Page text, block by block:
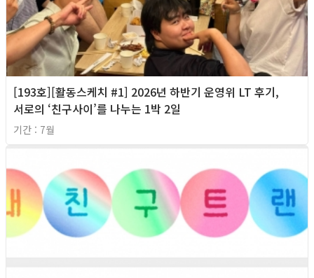
[193호][활동스케치 #1] 2026년 하반기 운영위 LT 후기,
서로의 ‘친구사이’를 나누는 1박 2일
기간 : 7월